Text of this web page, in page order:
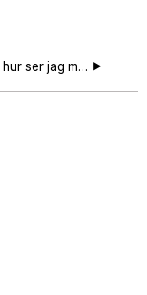
När och hur ser jag mitt årsbesked?